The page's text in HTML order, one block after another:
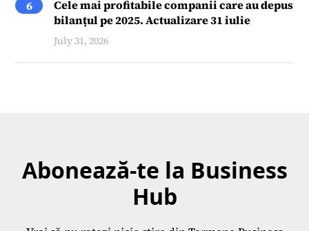
6
Cele mai profitabile companii care au depus
bilanțul pe 2025. Actualizare 31 iulie
July 31, 2026
Abonează-te la Business
Hub